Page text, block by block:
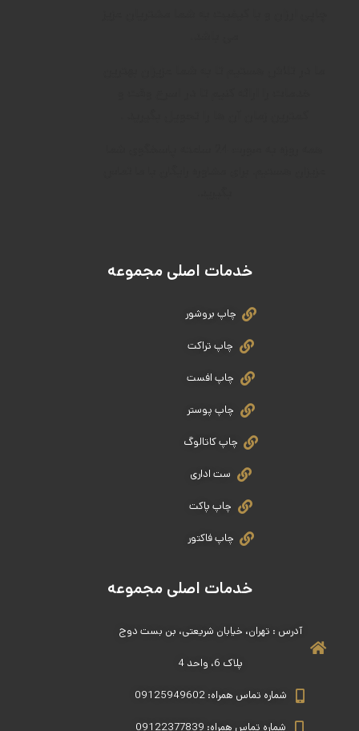
خدمات اصلی مجموعه
چاپ بروشور
چاپ تراکت
چاپ افست
چاپ پوستر
چاپ کاتالوگ
ست اداری
چاپ پاکت
چاپ فاکتور
خدمات اصلی مجموعه
آدرس : تهران، خیابان شریعتی، بن بست دوج
پلاک 6، واحد 4
شماره تماس همراه: 09125949602
شماره تماس همراه: 09122377839